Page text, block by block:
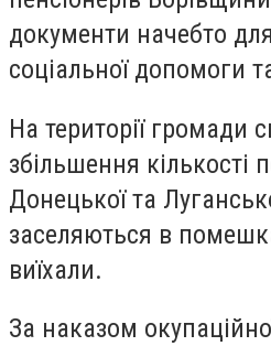
документи начебто
соціальної допомоги
На території громади
збільшення кількості
Донецької та
заселяються в
виїхали.
За наказом